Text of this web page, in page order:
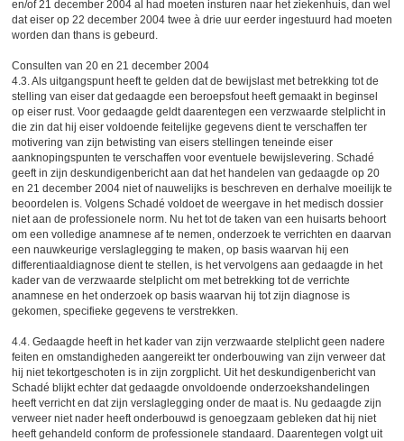
en/of 21 december 2004 al had moeten insturen naar het ziekenhuis, dan wel
dat eiser op 22 december 2004 twee à drie uur eerder ingestuurd had moeten
worden dan thans is gebeurd.
Consulten van 20 en 21 december 2004
4.3. Als uitgangspunt heeft te gelden dat de bewijslast met betrekking tot de
stelling van eiser dat gedaagde een beroepsfout heeft gemaakt in beginsel
op eiser rust. Voor gedaagde geldt daarentegen een verzwaarde stelplicht in
die zin dat hij eiser voldoende feitelijke gegevens dient te verschaffen ter
motivering van zijn betwisting van eisers stellingen teneinde eiser
aanknopingspunten te verschaffen voor eventuele bewijslevering. Schadé
geeft in zijn deskundigenbericht aan dat het handelen van gedaagde op 20
en 21 december 2004 niet of nauwelijks is beschreven en derhalve moeilijk te
beoordelen is. Volgens Schadé voldoet de weergave in het medisch dossier
niet aan de professionele norm. Nu het tot de taken van een huisarts behoort
om een volledige anamnese af te nemen, onderzoek te verrichten en daarvan
een nauwkeurige verslaglegging te maken, op basis waarvan hij een
differentiaaldiagnose dient te stellen, is het vervolgens aan gedaagde in het
kader van de verzwaarde stelplicht om met betrekking tot de verrichte
anamnese en het onderzoek op basis waarvan hij tot zijn diagnose is
gekomen, specifieke gegevens te verstrekken.
4.4. Gedaagde heeft in het kader van zijn verzwaarde stelplicht geen nadere
feiten en omstandigheden aangereikt ter onderbouwing van zijn verweer dat
hij niet tekortgeschoten is in zijn zorgplicht. Uit het deskundigenbericht van
Schadé blijkt echter dat gedaagde onvoldoende onderzoekshandelingen
heeft verricht en dat zijn verslaglegging onder de maat is. Nu gedaagde zijn
verweer niet nader heeft onderbouwd is genoegzaam gebleken dat hij niet
heeft gehandeld conform de professionele standaard. Daarentegen volgt uit